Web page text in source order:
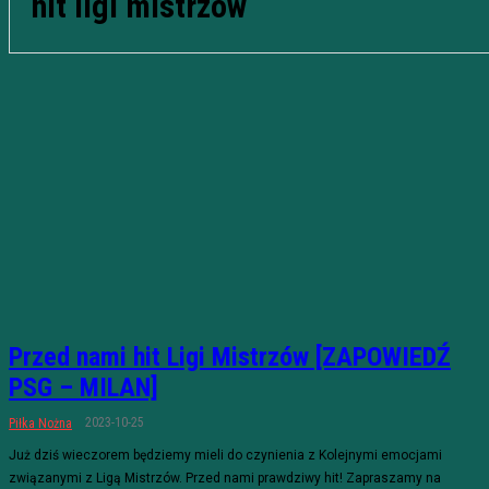
Przed nami hit Ligi Mistrzów [ZAPOWIEDŹ
PSG – MILAN]
Piłka Nożna 2023-10-25
Już dziś wieczorem będziemy mieli do czynienia z Kolejnymi emocjami
związanymi z Ligą Mistrzów. Przed nami prawdziwy hit! Zapraszamy na